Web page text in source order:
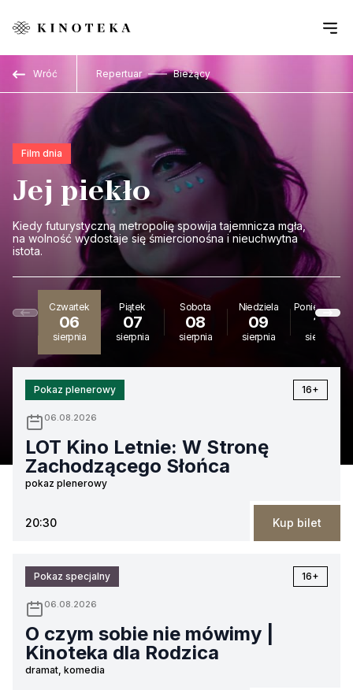
Wróć Repertuar Bieżący
Film dnia
Jej piekło
Kiedy futurystyczną metropolię spowija tajemnicza mgła,
na wolność wydostaje się śmiercionośna i nieuchwytna
istota.
Czwartek
06
sierpnia
Piątek
07
sierpnia
Sobota
08
sierpnia
Niedziela
09
sierpnia
Poniedziałek
10
sierpnia
Pokaz plenerowy 16+
06.08.2026
LOT Kino Letnie: W Stronę
Zachodzącego Słońca
pokaz plenerowy
20:30 Kup bilet
Pokaz specjalny 16+
06.08.2026
O czym sobie nie mówimy |
Kinoteka dla Rodzica
dramat, komedia